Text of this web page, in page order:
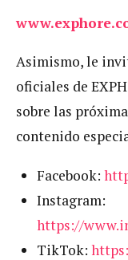
Asimismo, le
oficiales de
sobre las
contenido
Facebook:
Instagram:
https://
TikTok: